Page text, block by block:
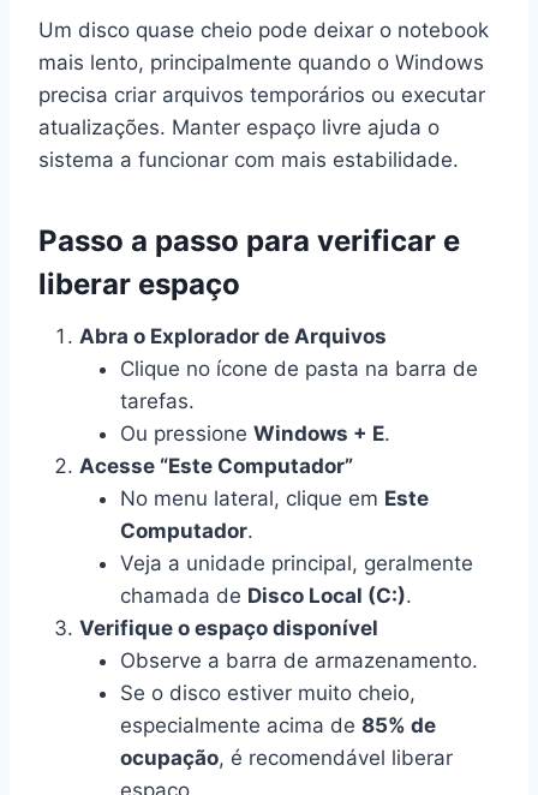
Um disco quase cheio pode deixar o notebook
mais lento, principalmente quando o Windows
precisa criar arquivos temporários ou executar
atualizações. Manter espaço livre ajuda o
sistema a funcionar com mais estabilidade.
Passo a passo para verificar e
liberar espaço
Abra o Explorador de Arquivos
Clique no ícone de pasta na barra de
tarefas.
Ou pressione Windows + E.
Acesse “Este Computador”
No menu lateral, clique em Este
Computador.
Veja a unidade principal, geralmente
chamada de Disco Local (C:).
Verifique o espaço disponível
Observe a barra de armazenamento.
Se o disco estiver muito cheio,
especialmente acima de 85% de
ocupação, é recomendável liberar